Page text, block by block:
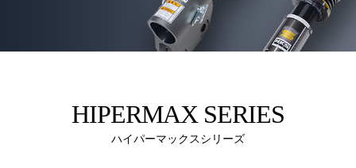
HIPERMAX SERIES
ハイパーマックスシリーズ